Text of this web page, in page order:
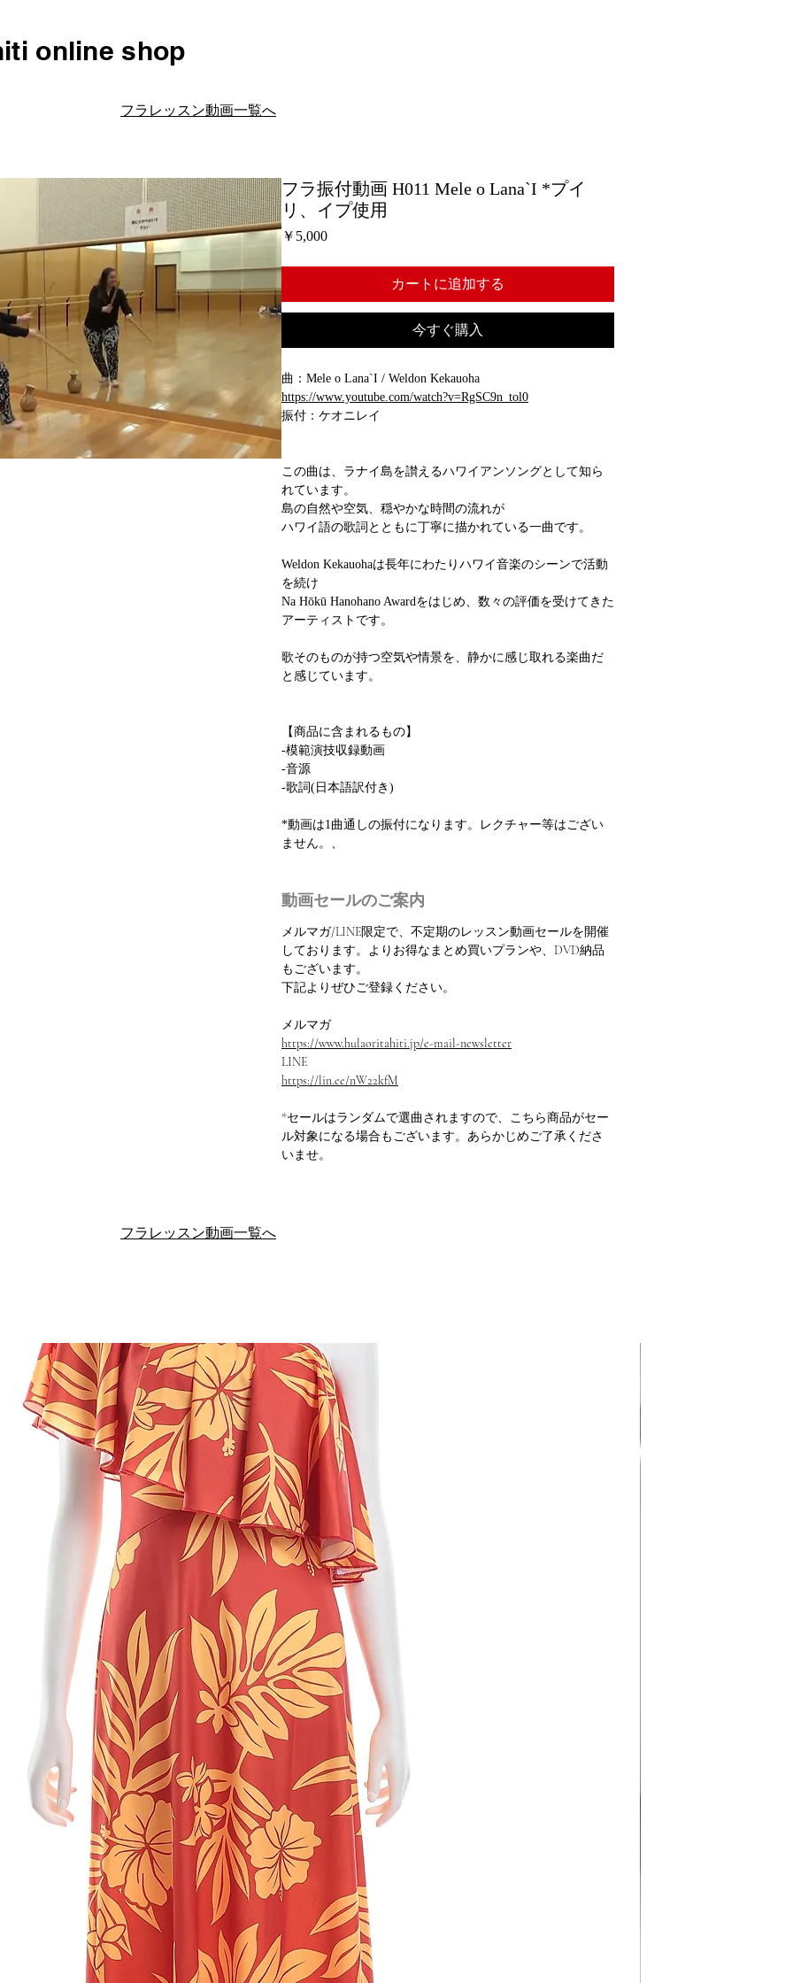
online shop
フラレッスン動画一覧へ
フラ振付動画 H011 Mele o Lana`I *プイ
リ、イプ使用
￥5,000価
カートに追加する
今すぐ購入
曲：Mele o Lana`I / Weldon Kekauoha
https://www.youtube.com/watch?v=RgSC9n_tol0
振付：ケオニレイ
この曲は、ラナイ島を讃えるハワイアンソングとして知ら
れています。
島の自然や空気、穏やかな時間の流れが
ハワイ語の歌詞とともに丁寧に描かれている一曲です。
Weldon Kekauohaは長年にわたりハワイ音楽のシーンで活動
を続け
Na Hōkū Hanohano Awardをはじめ、数々の評価を受けてきた
アーティストです。
歌そのものが持つ空気や情景を、静かに感じ取れる楽曲だ
と感じています。
【商品に含まれるもの】
-模範演技収録動画
-音源
-歌詞(日本語訳付き)
*動画は1曲通しの振付になります。レクチャー等はござい
ません。、
動画セールのご案内
メルマガ/LINE限定で、不定期のレッスン動画セールを開催
しております。よりお得なまとめ買いプランや、DVD納品
もございます。
下記よりぜひご登録ください。
メルマガ
https://www.hulaoritahiti.jp/e-mail-newsletter
LINE
https://lin.ee/nW22kfM
*セールはランダムで選曲されますので、こちら商品がセー
ル対象になる場合もございます。あらかじめご了承くださ
いませ。
フラレッスン動画一覧へ